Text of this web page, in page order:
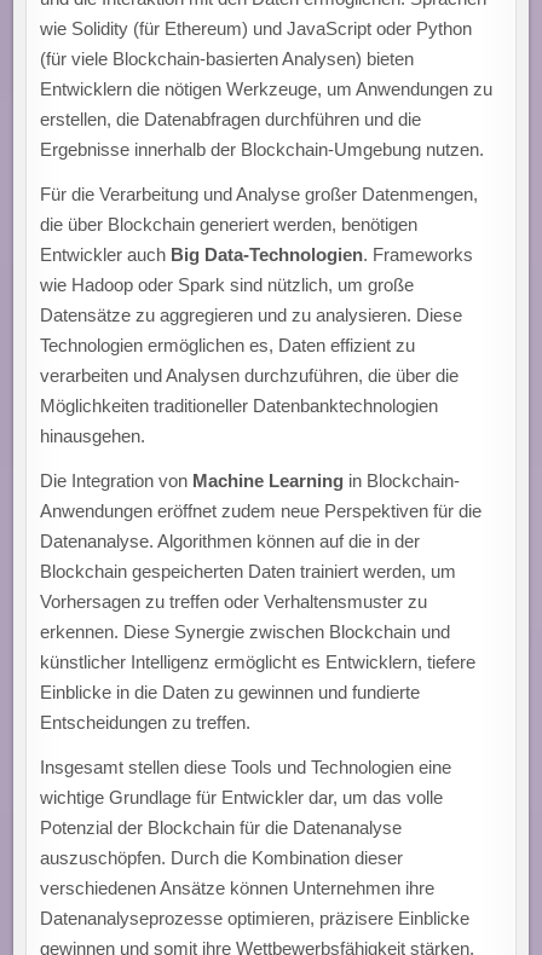
wie Solidity (für Ethereum) und JavaScript oder Python
(für viele Blockchain-basierten Analysen) bieten
Entwicklern die nötigen Werkzeuge, um Anwendungen zu
erstellen, die Datenabfragen durchführen und die
Ergebnisse innerhalb der Blockchain-Umgebung nutzen.
Für die Verarbeitung und Analyse großer Datenmengen,
die über Blockchain generiert werden, benötigen
Entwickler auch Big Data-Technologien. Frameworks
wie Hadoop oder Spark sind nützlich, um große
Datensätze zu aggregieren und zu analysieren. Diese
Technologien ermöglichen es, Daten effizient zu
verarbeiten und Analysen durchzuführen, die über die
Möglichkeiten traditioneller Datenbanktechnologien
hinausgehen.
Die Integration von Machine Learning in Blockchain-
Anwendungen eröffnet zudem neue Perspektiven für die
Datenanalyse. Algorithmen können auf die in der
Blockchain gespeicherten Daten trainiert werden, um
Vorhersagen zu treffen oder Verhaltensmuster zu
erkennen. Diese Synergie zwischen Blockchain und
künstlicher Intelligenz ermöglicht es Entwicklern, tiefere
Einblicke in die Daten zu gewinnen und fundierte
Entscheidungen zu treffen.
Insgesamt stellen diese Tools und Technologien eine
wichtige Grundlage für Entwickler dar, um das volle
Potenzial der Blockchain für die Datenanalyse
auszuschöpfen. Durch die Kombination dieser
verschiedenen Ansätze können Unternehmen ihre
Datenanalyseprozesse optimieren, präzisere Einblicke
gewinnen und somit ihre Wettbewerbsfähigkeit stärken.